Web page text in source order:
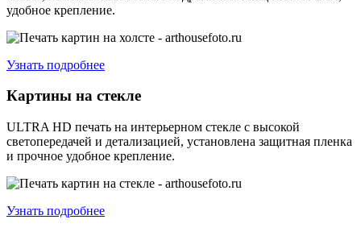
удобное крепление.
Узнать подробнее
Картины на стекле
ULTRA HD печать на интерьерном стекле с высокой
светопередачей и детализацией, установлена защитная пленка
и прочное удобное крепление.
Узнать подробнее